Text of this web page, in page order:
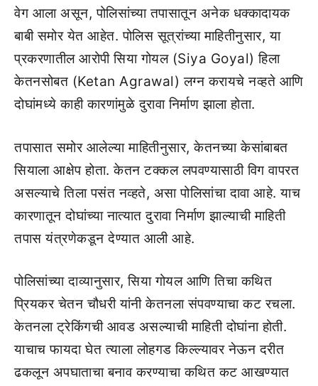
वेग आला असून, पोलिसांच्या तपासातून अनेक धक्कादायक
बाबी समोर येत आहेत. पोलिस सूत्रांच्या माहितीनुसार, या
प्रकरणातील आरोपी सिया गोयल (Siya Goyal) हिला
केतनसोबत (Ketan Agrawal) लग्न करायचे नव्हते आणि
दोघांमध्ये काही कारणांमुळे दुरावा निर्माण झाला होता.
तपासात समोर आलेल्या माहितीनुसार, केतनच्या केसांबाबत
सियाला आक्षेप होता. केतन टक्कल लपवण्यासाठी विग वापरत
असल्याचे तिला पसंत नव्हते, असा पोलिसांचा दावा आहे. याच
कारणातून दोघांच्या नात्यात दुरावा निर्माण झाल्याची माहिती
तपास यंत्रणेकडून देण्यात आली आहे.
पोलिसांच्या दाव्यानुसार, सिया गोयल आणि तिचा कथित
प्रियकर चेतन चौधरी यांनी केतनला संपवण्याचा कट रचला.
केतनला ट्रेकिंगची आवड असल्याची माहिती दोघांना होती.
याचाच फायदा घेत त्याला लोहगड किल्ल्यावर नेऊन दरीत
ढकलून अपघाताचा बनाव करण्याचा कथित कट आखण्यात